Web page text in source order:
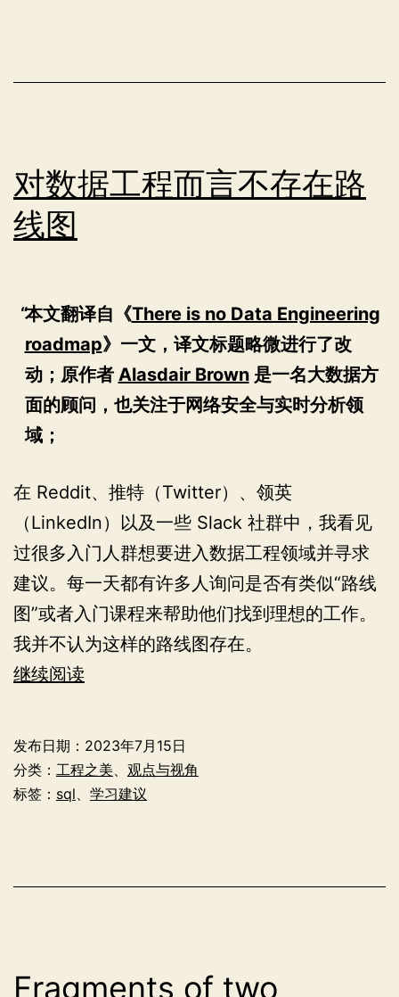
吃
对数据工程而言不存在路
线图
本文翻译自《There is no Data Engineering
roadmap》一文，译文标题略微进行了改
动；原作者 Alasdair Brown是一名大数据方
面的顾问，也关注于网络安全与实时分析领
域；
在 Reddit、推特（Twitter）、领英
（LinkedIn）以及一些 Slack 社群中，我看见
过很多入门人群想要进入数据工程领域并寻求
建议。每一天都有许多人询问是否有类似“路线
图”或者入门课程来帮助他们找到理想的工作。
我并不认为这样的路线图存在。
继续阅读
工
程
不
路
发布日期： 2023年7月15日
分类： 工程之美、 观点与视角
标签： sql、 学习建议
Fragments of two